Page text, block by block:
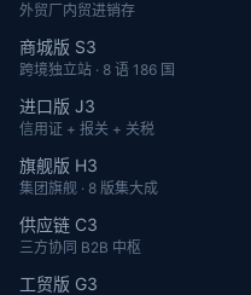
外贸厂内贸进销存
商城版 S3
跨境独立站 · 8 语 186 国
进口版 J3
信用证 + 报关 + 关税
旗舰版 H3
集团旗舰 · 8 版集大成
供应链 C3
三方协同 B2B 中枢
工贸版 G3